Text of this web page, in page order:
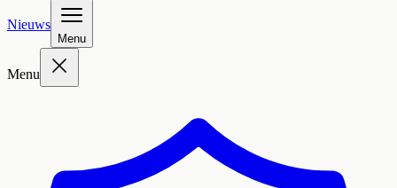
Nieuws
Menu
Menu